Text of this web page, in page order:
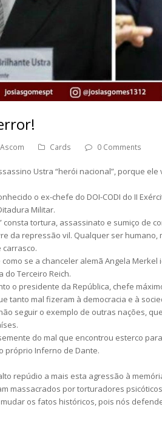
Ascom Cards 0 Comments
Ustra “herói nacional”, porque
o ex-chefe do DOI-CODI do II
Militar.
consta tortura, assassinato e sumiço de
da repressão vil. Qualquer ser
se a chanceler alemã Angela
do Terceiro Reich.
o presidente da República, chefe
tanto mal fizeram à democracia e à
seguir o exemplo de outras nações,
do mal que encontrou esterco
próprio Inferno de Dante.
repúdio a mais esta agressão à
massacrados por torturadores
mudar os fatos históricos, pois nós